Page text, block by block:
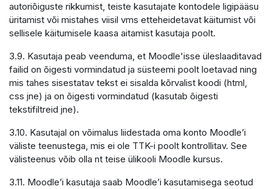
autoriõiguste rikkumist, teiste kasutajate kontodele ligipääsu
üritamist või mistahes viisil vms etteheidetavat käitumist või
sellisele käitumisele kaasa aitamist kasutaja poolt.
3.9. Kasutaja peab veenduma, et Moodle'isse üleslaaditavad
failid on õigesti vormindatud ja süsteemi poolt loetavad ning
mis tahes sisestatav tekst ei sisalda kõrvalist koodi (html,
css jne) ja on õigesti vormindatud (kasutab õigesti
tekstifiltreid jne).
3.10. Kasutajal on võimalus liidestada oma konto Moodle’i
väliste teenustega, mis ei ole TTK-i poolt kontrollitav. See
välisteenus võib olla nt teise ülikooli Moodle kursus.
3.11. Moodle’i kasutaja saab Moodle’i kasutamisega seotud